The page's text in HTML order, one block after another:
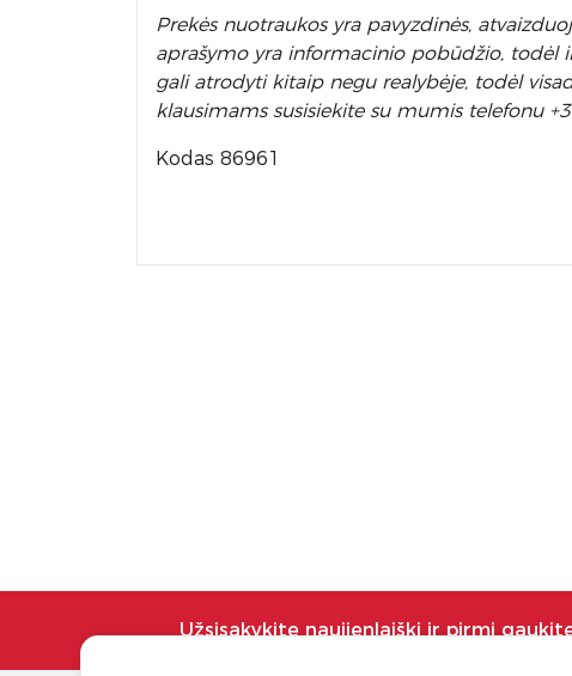
Prekės nuotraukos yra pavyzdinės,
aprašymo yra informacinio pobūdžio, todėl
gali atrodyti kitaip negu realybėje, todėl
klausimams susisiekite su mumis telefonu
Kodas 86961
Užsisakykite naujienlaiškį ir pirmi